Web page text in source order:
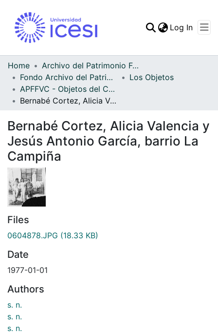
Statistics
Log In
Home
Archivo del Patrimonio Fotográfico y Fílmico del Valle del Cauca
Fondo Archivo del Patrimonio Fotográfico y Fílmico del Valle del Cauca
Los Objetos
APFFVC - Objetos del Culto - Patrimonial
Bernabé Cortez, Alicia Valencia y Jesús Antonio García, barrio La Campiña
Bernabé Cortez, Alicia Valencia y
Jesús Antonio García, barrio La
Campiña
Files
0604878.JPG (18.33 KB)
Date
1977-01-01
Authors
s. n.
s. n.
s. n.